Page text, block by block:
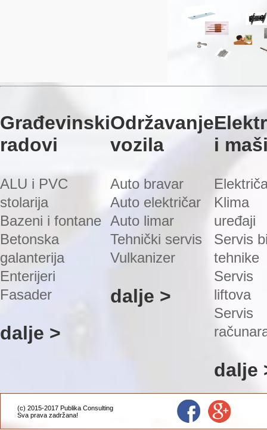
Građevinski
radovi
ALU i PVC
stolarija
Bazeni i fontane
Betonska
galanterija
Enterijeri
Fasader
dalje >
Održavanje
vozila
Auto bravar
Auto električar
Auto limar
Tehnički servis
Vulkanizer
dalje >
i
Klima
uređaji
Servis
tehnike
Servis
liftova
Servis
dalje
(c) 2015-2017 Publika Consulting
Sva prava zadržana!